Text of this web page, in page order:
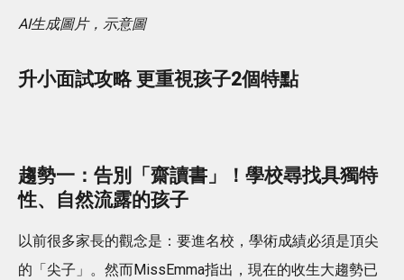
AI生成圖片，示意圖
升小面試攻略 更重視孩子2個特點
趨勢一：告別「齋讀書」！學校尋找具獨特
性、自然流露的孩子
以前很多家長的觀念是：要進名校，學術成績必須是頂尖
的「尖子」。然而MissEmma指出，現在的收生大趨勢已